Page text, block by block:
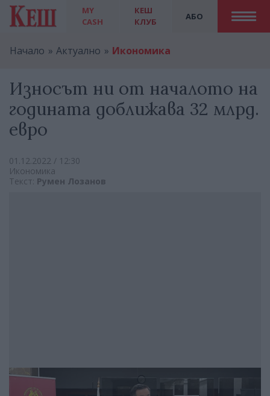
MY
CASH
АБО
КЕШ
КЛУБ
Начало Актуално Икономика
Износът ни от началото на
годината доближава 32 млрд.
евро
01.12.2022 / 12:30
Икономика
Текст: Румен Лозанов